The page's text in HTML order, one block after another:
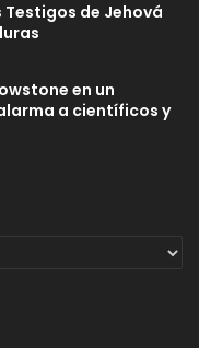
de Jehová
en un
a científicos y